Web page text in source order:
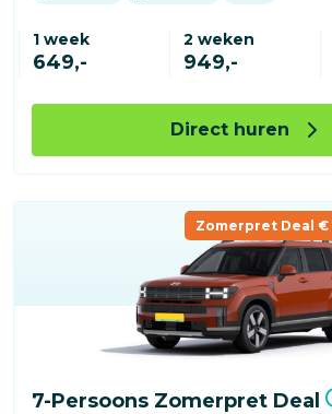
1 week
649,-
2 weken
949,-
Direct huren
Zomerpret Deal €
7-Persoons Zomerpret Deal